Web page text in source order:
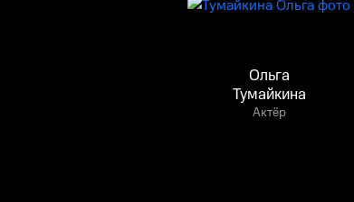
Ольга
Тумайкина
Актёр